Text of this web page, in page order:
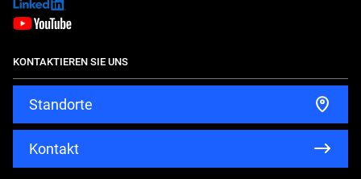
X-Way
TCO Rechner
Gebrauchte
KONTAKTIEREN SIE UNS
Standorte
Kontakt